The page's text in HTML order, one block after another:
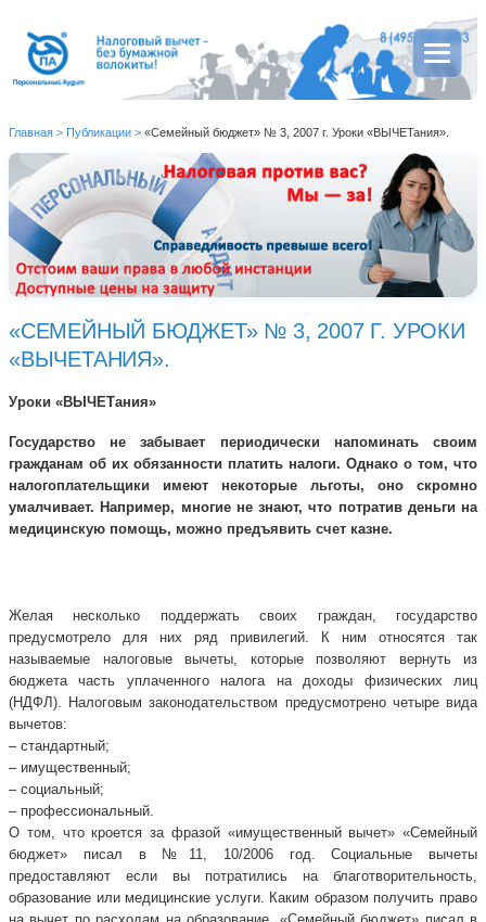
Главная > Публикации > «Семейный бюджет» № 3, 2007 г. Уроки «ВЫЧЕТания».
«СЕМЕЙНЫЙ БЮДЖЕТ» № 3, 2007 Г. УРОКИ
«ВЫЧЕТАНИЯ».
Уроки «ВЫЧЕТания»
Государство не забывает периодически напоминать своим
гражданам об их обязанности платить налоги. Однако о том, что
налогоплательщики имеют некоторые льготы, оно скромно
умалчивает. Например, многие не знают, что потратив деньги на
медицинскую помощь, можно предъявить счет казне.
Желая несколько поддержать своих граждан, государство
предусмотрело для них ряд привилегий. К ним относятся так
называемые налоговые вычеты, которые позволяют вернуть из
бюджета часть уплаченного налога на доходы физических лиц
(НДФЛ). Налоговым законодательством предусмотрено четыре вида
вычетов:
– стандартный;
– имущественный;
– социальный;
– профессиональный.
О том, что кроется за фразой «имущественный вычет» «Семейный
бюджет» писал в №11, 10/2006 год. Социальные вычеты
предоставляют если вы потратились на благотворительность,
образование или медицинские услуги. Каким образом получить право